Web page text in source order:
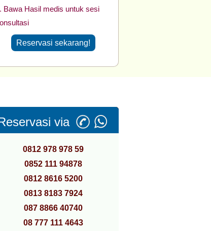
Bawa Hasil medis untuk sesi
Reservasi sekarang!
via
0812 978 978 59
0852 111 94878
0812 8616 5200
0813 8183 7924
087 8866 40740
08 777 111 4643